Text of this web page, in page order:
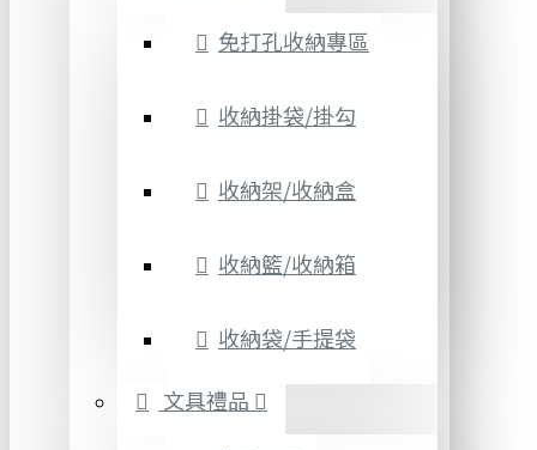
免打孔收納專區
收納掛袋/掛勾
收納架/收納盒
收納籃/收納箱
收納袋/手提袋
文具禮品